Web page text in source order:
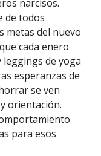
narcisos.
de todos
metas del nuevo
cada enero
leggings de yoga
esperanzas de
se ven
orientación.
para esos